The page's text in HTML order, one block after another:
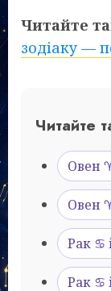
Читайте
зодіаку —
Читайте
Овен
Овен
Рак ♋
Рак ♋